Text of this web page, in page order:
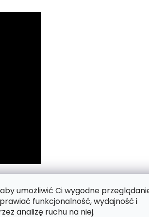
umożliwić Ci wygodne
funkcjonalność, wydajność i
analizę ruchu na niej.